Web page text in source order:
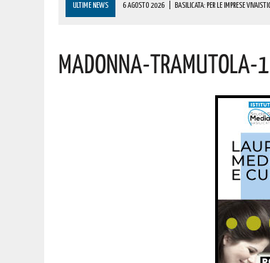
ULTIME NEWS 6 AGOSTO 2026 BASILICATA: PER LE IMPRESE
6 AGOSTO 2026 | POTENZA, PER IL GRAVE INCENDIO IN PROVINCIA
A BRIENZA ARRIVA LA SAGRA DELLA PATATELLA
Madonna-Tramutola-1